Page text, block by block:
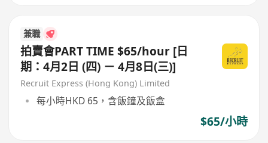
兼職
拍賣會PART TIME $65/hour [日
期：4月2日 (四) － 4月8日(三)]
Recruit Express (Hong Kong) Limited
每小時HKD 65，含飯鐘及飯盒
$65/小時